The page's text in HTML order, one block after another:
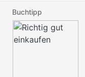
Buchtipp